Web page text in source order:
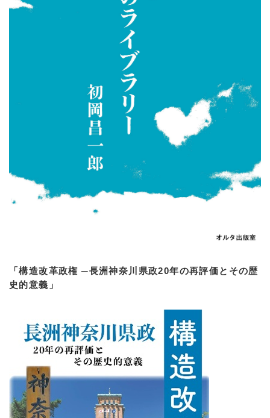
「構造改革政権 ─長洲神奈川県政20年の再評価とその歴
史的意義」